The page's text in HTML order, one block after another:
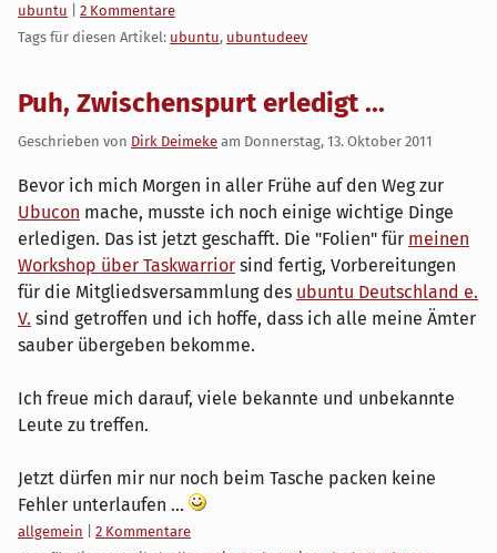
Kategorien:
ubuntu
2 Kommentare
Tags für diesen Artikel: ubuntu, ubuntudeev
Puh, Zwischenspurt erledigt ...
Geschrieben von Dirk Deimeke am Donnerstag, 13. Oktober 2011
Bevor ich mich Morgen in aller Frühe auf den Weg zur
Ubucon mache, musste ich noch einige wichtige Dinge
erledigen. Das ist jetzt geschafft. Die "Folien" für meinen
Workshop über Taskwarrior sind fertig, Vorbereitungen
für die Mitgliedsversammlung des ubuntu Deutschland e.
V. sind getroffen und ich hoffe, dass ich alle meine Ämter
sauber übergeben bekomme.
Ich freue mich darauf, viele bekannte und unbekannte
Leute zu treffen.
Jetzt dürfen mir nur noch beim Tasche packen keine
Fehler unterlaufen ...
Kategorien:
allgemein
2 Kommentare